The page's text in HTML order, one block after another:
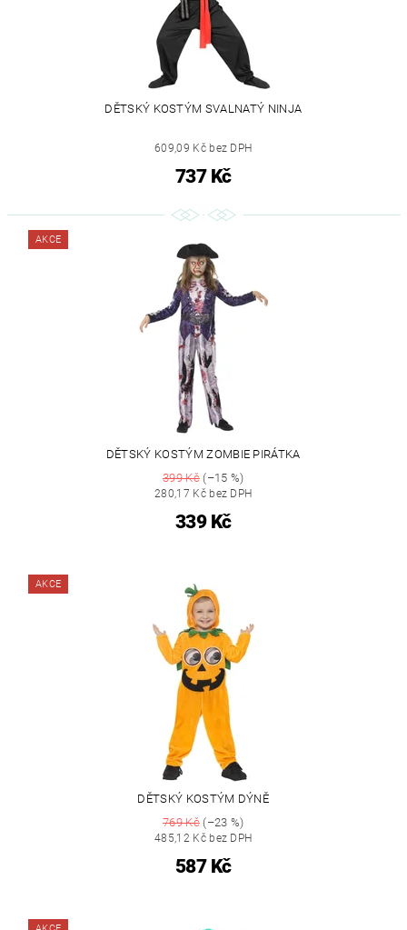
DĚTSKÝ KOSTÝM SVALNATÝ NINJA
609,09 Kč bez DPH
737 Kč
AKCE
DĚTSKÝ KOSTÝM ZOMBIE PIRÁTKA
399 Kč(–15 %)
280,17 Kč bez DPH
339 Kč
AKCE
DĚTSKÝ KOSTÝM DÝNĚ
769 Kč(–23 %)
485,12 Kč bez DPH
587 Kč